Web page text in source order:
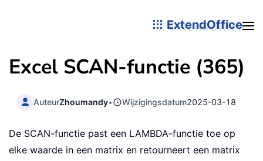
ExtendOffice
Excel SCAN-functie (365)
AuteurZhoumandy• Wijzigingsdatum2025-03-18
De SCAN-functie past een LAMBDA-functie toe op
elke waarde in een matrix en retourneert een matrix